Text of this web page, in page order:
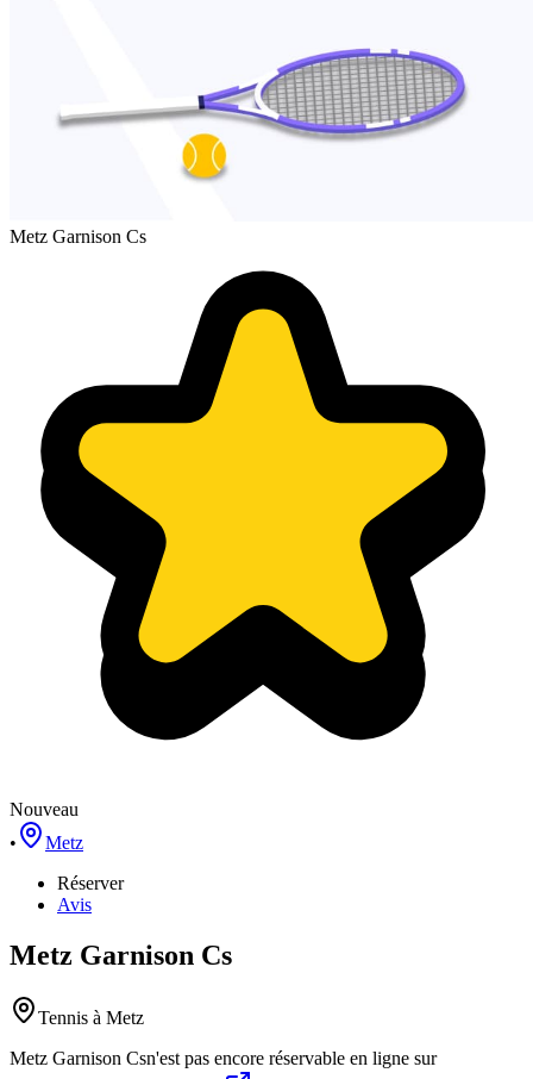
Metz Garnison Cs
Nouveau
•
Metz
Réserver
Avis
Metz Garnison Cs
Tennis à Metz
Metz Garnison Csn'est pas encore réservable en ligne sur